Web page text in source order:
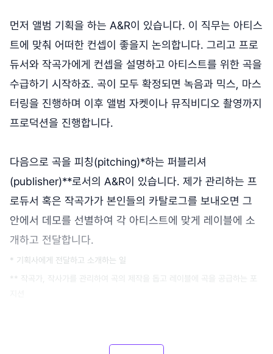
먼저 앨범 기획을 하는 A&R이 있습니다. 이 직무는 아티스
트에 맞춰 어떠한 컨셉이 좋을지 논의합니다. 그리고 프로
듀서와 작곡가에게 컨셉을 설명하고 아티스트를 위한 곡을
수급하기 시작하죠. 곡이 모두 확정되면 녹음과 믹스, 마스
터링을 진행하며 이후 앨범 자켓이나 뮤직비디오 촬영까지
프로덕션을 진행합니다.
다음으로 곡을 피칭(pitching)*하는 퍼블리셔
(publisher)**로서의 A&R이 있습니다. 제가 관리하는 프
로듀서 혹은 작곡가가 본인들의 카탈로그를 보내오면 그
안에서 데모를 선별하여 각 아티스트에 맞게 레이블에 소
개하고 전달합니다.
* 기획사에게 전달하고 소개하는 일
** 작곡가, 작사가를 관리하여 곡의 제작을 돕고 레이블에 곡을 공급하는 포